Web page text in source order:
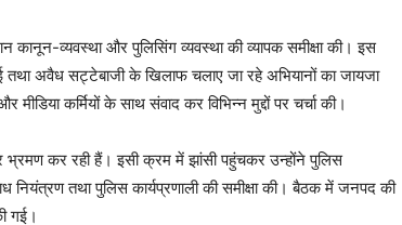
कानून-व्यवस्था और पुलिसिंग व्यवस्था की व्यापक समीक्षा की। इस
तथा अवैध सट्टेबाजी के खिलाफ चलाए जा रहे अभियानों का जायजा
कर्मियों के साथ संवाद कर विभिन्न मुद्दों पर चर्चा की।
भ्रमण कर रही हैं। इसी क्रम में झांसी पहुंचकर उन्होंने पुलिस
तथा पुलिस कार्यप्रणाली की समीक्षा की। बैठक में जनपद की
गई।